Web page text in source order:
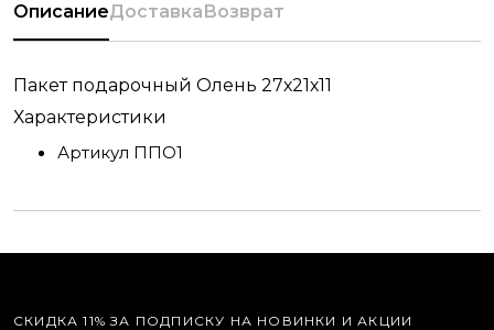
ОписаниеДоставкаВозврат
Пакет подарочный Олень 27х21х11
Характеристики
Артикул ППО1
СКИДКА 11% ЗА ПОДПИСКУ НА НОВИНКИ И АКЦИИ